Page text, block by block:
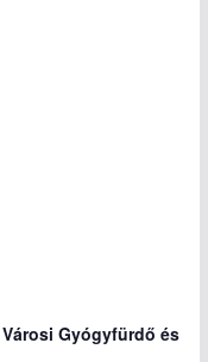
Gyógyfürdő és